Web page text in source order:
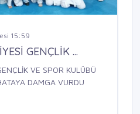
15:59
GENÇLİK ...
VE SPOR KULÜBÜ
DAMGA VURDU